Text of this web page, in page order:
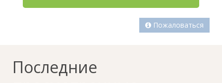
Пожаловаться
Последние